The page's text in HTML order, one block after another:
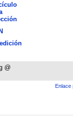
@
Enlace